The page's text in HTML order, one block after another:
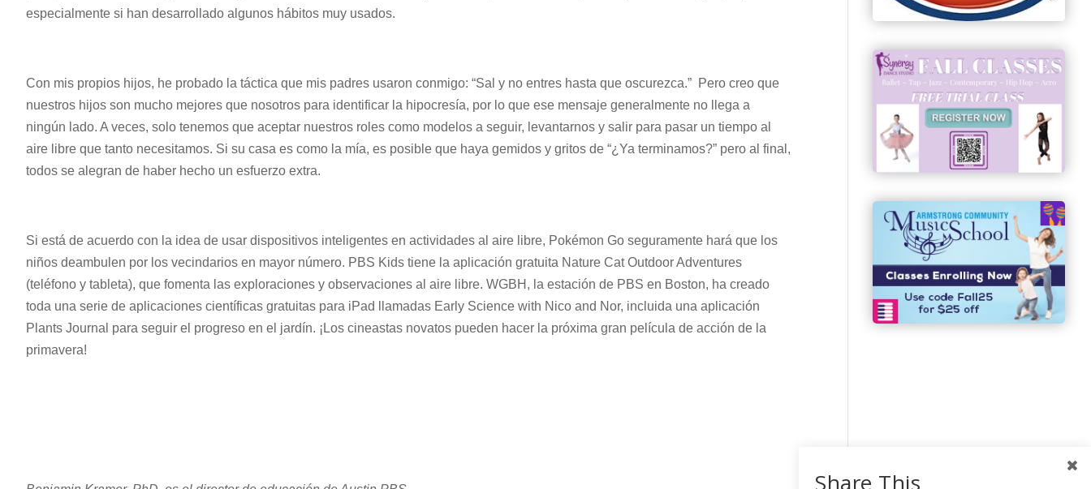
especialmente si han desarrollado algunos hábitos muy usados.
Con mis propios hijos, he probado la táctica que mis padres usaron conmigo: “Sal y no entres hasta que oscurezca.” Pero creo que
nuestros hijos son mucho mejores que nosotros para identificar la hipocresía, por lo que ese mensaje generalmente no llega a
ningún lado. A veces, solo tenemos que aceptar nuestros roles como modelos a seguir, levantarnos y salir para pasar un tiempo al
aire libre que tanto necesitamos. Si su casa es como la mía, es posible que haya gemidos y gritos de “¿Ya terminamos?” pero al final,
todos se alegran de haber hecho un esfuerzo extra.
Si está de acuerdo con la idea de usar dispositivos inteligentes en actividades al aire libre, Pokémon Go seguramente hará que los
niños deambulen por los vecindarios en mayor número. PBS Kids tiene la aplicación gratuita Nature Cat Outdoor Adventures
(teléfono y tableta), que fomenta las exploraciones y observaciones al aire libre. WGBH, la estación de PBS en Boston, ha creado
toda una serie de aplicaciones científicas gratuitas para iPad llamadas Early Science with Nico and Nor, incluida una aplicación
Plants Journal para seguir el progreso en el jardín. ¡Los cineastas novatos pueden hacer la próxima gran película de acción de la
primavera!
Share This